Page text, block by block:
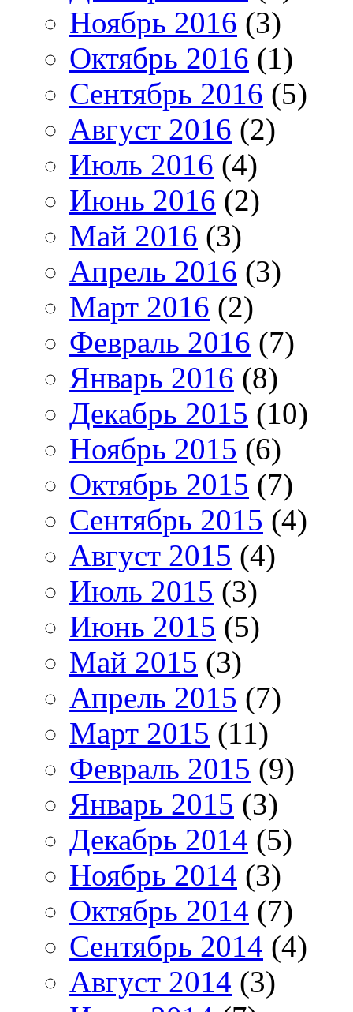
Ноябрь 2016 (3)
Октябрь 2016 (1)
Сентябрь 2016 (5)
Август 2016 (2)
Июль 2016 (4)
Июнь 2016 (2)
Май 2016 (3)
Апрель 2016 (3)
Март 2016 (2)
Февраль 2016 (7)
Январь 2016 (8)
Декабрь 2015 (10)
Ноябрь 2015 (6)
Октябрь 2015 (7)
Сентябрь 2015 (4)
Август 2015 (4)
Июль 2015 (3)
Июнь 2015 (5)
Май 2015 (3)
Апрель 2015 (7)
Март 2015 (11)
Февраль 2015 (9)
Январь 2015 (3)
Декабрь 2014 (5)
Ноябрь 2014 (3)
Октябрь 2014 (7)
Сентябрь 2014 (4)
Август 2014 (3)